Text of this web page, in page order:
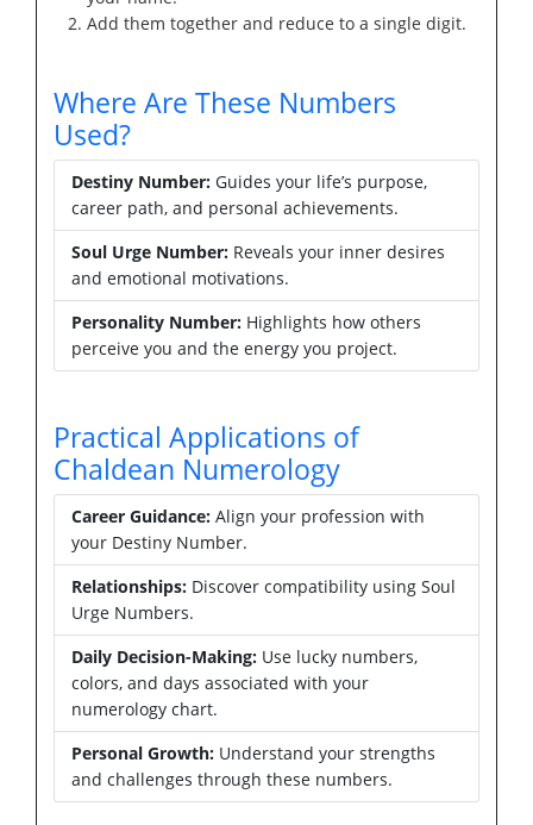
Add them together and reduce to a single digit.
Where Are These Numbers
Used?
Destiny Number: Guides your life’s purpose,
career path, and personal achievements.
Soul Urge Number: Reveals your inner desires
and emotional motivations.
Personality Number: Highlights how others
perceive you and the energy you project.
Practical Applications of
Chaldean Numerology
Career Guidance: Align your profession with
your Destiny Number.
Relationships: Discover compatibility using Soul
Urge Numbers.
Daily Decision-Making: Use lucky numbers,
colors, and days associated with your
numerology chart.
Personal Growth: Understand your strengths
and challenges through these numbers.